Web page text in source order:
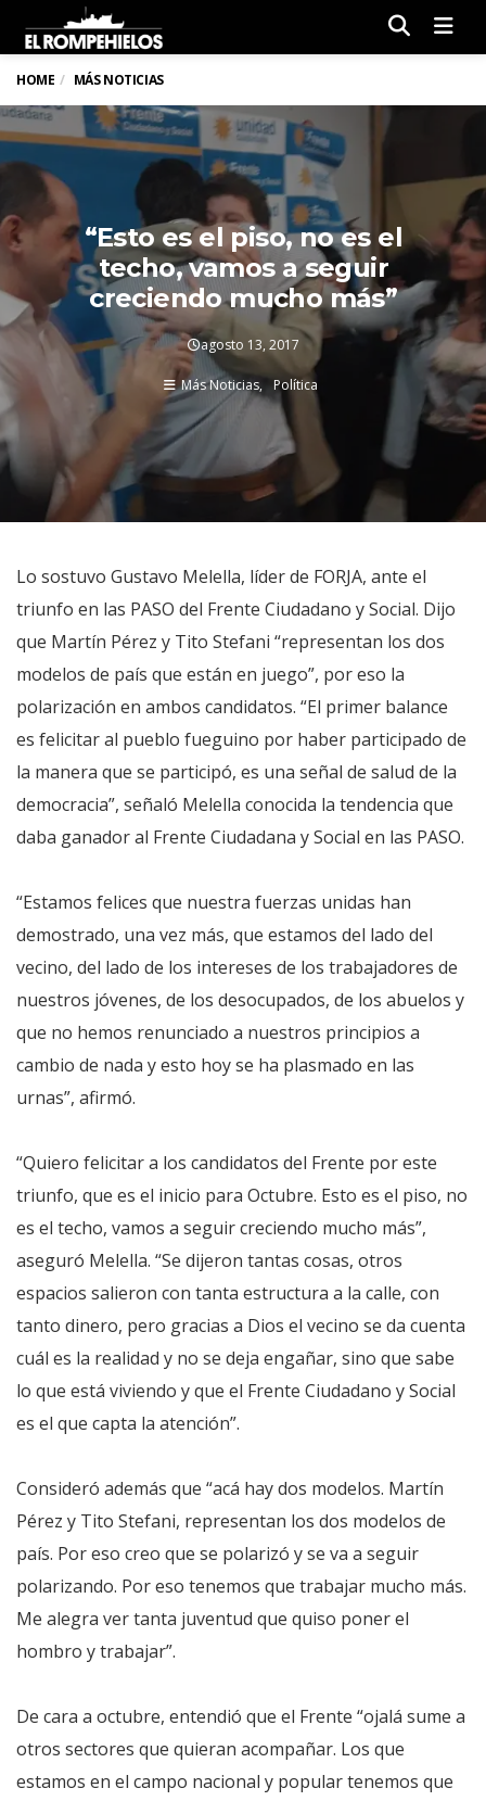
HOME MÁS NOTICIAS
“Esto es el piso, no es el
techo, vamos a seguir
creciendo mucho más”
agosto 13, 2017
Más Noticias Política
Lo sostuvo Gustavo Melella, líder de FORJA, ante el
triunfo en las PASO del Frente Ciudadano y Social. Dijo
que Martín Pérez y Tito Stefani “representan los dos
modelos de país que están en juego”, por eso la
polarización en ambos candidatos. “El primer balance
es felicitar al pueblo fueguino por haber participado de
la manera que se participó, es una señal de salud de la
democracia”, señaló Melella conocida la tendencia que
daba ganador al Frente Ciudadana y Social en las PASO.
“Estamos felices que nuestra fuerzas unidas han
demostrado, una vez más, que estamos del lado del
vecino, del lado de los intereses de los trabajadores de
nuestros jóvenes, de los desocupados, de los abuelos y
que no hemos renunciado a nuestros principios a
cambio de nada y esto hoy se ha plasmado en las
urnas”, afirmó.
“Quiero felicitar a los candidatos del Frente por este
triunfo, que es el inicio para Octubre. Esto es el piso, no
es el techo, vamos a seguir creciendo mucho más”,
aseguró Melella. “Se dijeron tantas cosas, otros
espacios salieron con tanta estructura a la calle, con
tanto dinero, pero gracias a Dios el vecino se da cuenta
cuál es la realidad y no se deja engañar, sino que sabe
lo que está viviendo y que el Frente Ciudadano y Social
es el que capta la atención”.
Consideró además que “acá hay dos modelos. Martín
Pérez y Tito Stefani, representan los dos modelos de
país. Por eso creo que se polarizó y se va a seguir
polarizando. Por eso tenemos que trabajar mucho más.
Me alegra ver tanta juventud que quiso poner el
hombro y trabajar”.
De cara a octubre, entendió que el Frente “ojalá sume a
otros sectores que quieran acompañar. Los que
estamos en el campo nacional y popular tenemos que